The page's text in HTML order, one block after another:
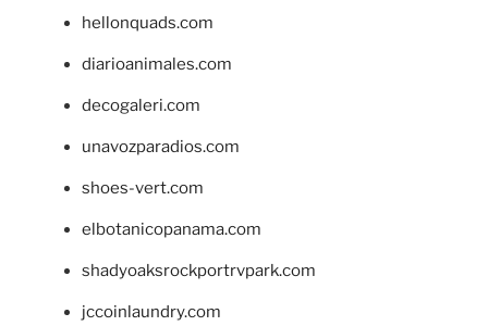
hellonquads.com
diarioanimales.com
decogaleri.com
unavozparadios.com
shoes-vert.com
elbotanicopanama.com
shadyoaksrockportrvpark.com
jccoinlaundry.com